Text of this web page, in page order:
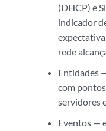
(DHCP) e
indicador
expectativa
rede
Entidades
com
servidores
Eventos —